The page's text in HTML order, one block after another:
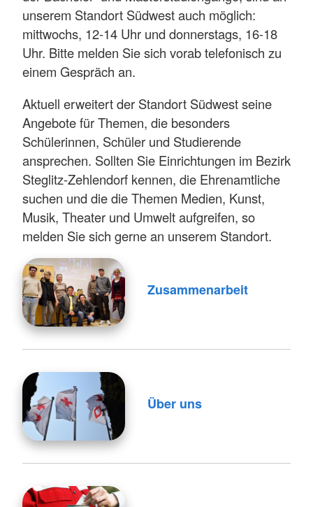
unserem Standort Südwest auch möglich:
mittwochs, 12-14 Uhr und donnerstags, 16-18
Uhr. Bitte melden Sie sich vorab telefonisch zu
einem Gespräch an.
Aktuell erweitert der Standort Südwest seine
Angebote für Themen, die besonders
Schülerinnen, Schüler und Studierende
ansprechen. Sollten Sie Einrichtungen im Bezirk
Steglitz-Zehlendorf kennen, die Ehrenamtliche
suchen und die die Themen Medien, Kunst,
Musik, Theater und Umwelt aufgreifen, so
melden Sie sich gerne an unserem Standort.
Zusammenarbeit
Über uns